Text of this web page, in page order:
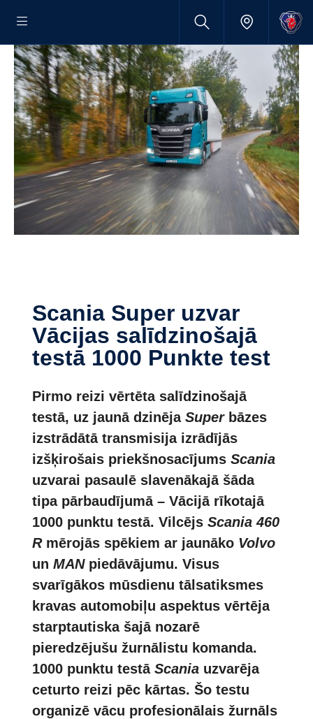
Scania Super uzvar
Vācijas salīdzinošajā
testā 1000 Punkte test
Pirmo reizi vērtēta salīdzinošajā
testā, uz jaunā dzinēja Superbāzes
izstrādātā transmisija izrādījās
izšķirošais priekšnosacījums Scania
uzvarai pasaulē slavenākajā šāda
tipa pārbaudījumā – Vācijā rīkotajā
1000 punktu testā. Vilcējs Scania 460
Rmērojās spēkiem ar jaunāko Volvo
un MANpiedāvājumu. Visus
svarīgākos mūsdienu tālsatiksmes
kravas automobiļu aspektus vērtēja
starptautiska šajā nozarē
pieredzējušu žurnālistu komanda.
1000 punktu testā Scania uzvarēja
ceturto reizi pēc kārtas. Šo testu
organizē vācu profesionālais žurnāls